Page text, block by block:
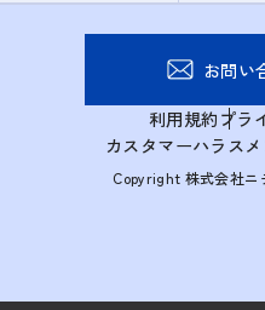
お問い
利用規約プラ
カスタマーハラス
Copyright 株式会社ニ